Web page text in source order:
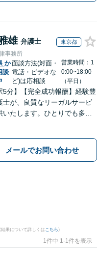
雄 弁護士 東京都
事務所
か
談
面談方法(対面・
電話・ビデオな
ど)は応相談
営業時間：1
0:00~18:00
（平日）
5分】【完全成功報酬】経験豊
士が、良質なリーガルサービ
いたします。ひとりでも多く
りの際は、ぜひご相談くださ
護士歴20年以上】
メールでお問い合わせ
結果について詳しくは こちら)
1件中 1-1件を表示